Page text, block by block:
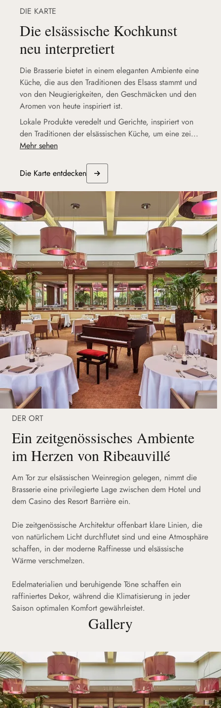
DIE KARTE
Die elsässische Kochkunst
neu interpretiert
Die Brasserie bietet in einem eleganten Ambiente eine
Küche, die aus den Traditionen des Elsass stammt und
von den Neugierigkeiten, den Geschmäcken und den
Aromen von heute inspiriert ist.
Lokale Produkte veredelt und Gerichte, inspiriert von
den Traditionen der elsässischen Küche, um eine zei...
Mehr sehen
Die Karte entdecken
DER ORT
Ein zeitgenössisches Ambiente
im Herzen von Ribeauvillé
Am Tor zur elsässischen Weinregion gelegen, nimmt die
Brasserie eine privilegierte Lage zwischen dem Hotel und
dem Casino des Resort Barrière ein.
Die zeitgenössische Architektur offenbart klare Linien, die
von natürlichem Licht durchflutet sind und eine Atmosphäre
schaffen, in der moderne Raffinesse und elsässische
Wärme verschmelzen.
Edelmaterialien und beruhigende Töne schaffen ein
raffiniertes Dekor, während die Klimatisierung in jeder
Saison optimalen Komfort gewährleistet.
Gallery